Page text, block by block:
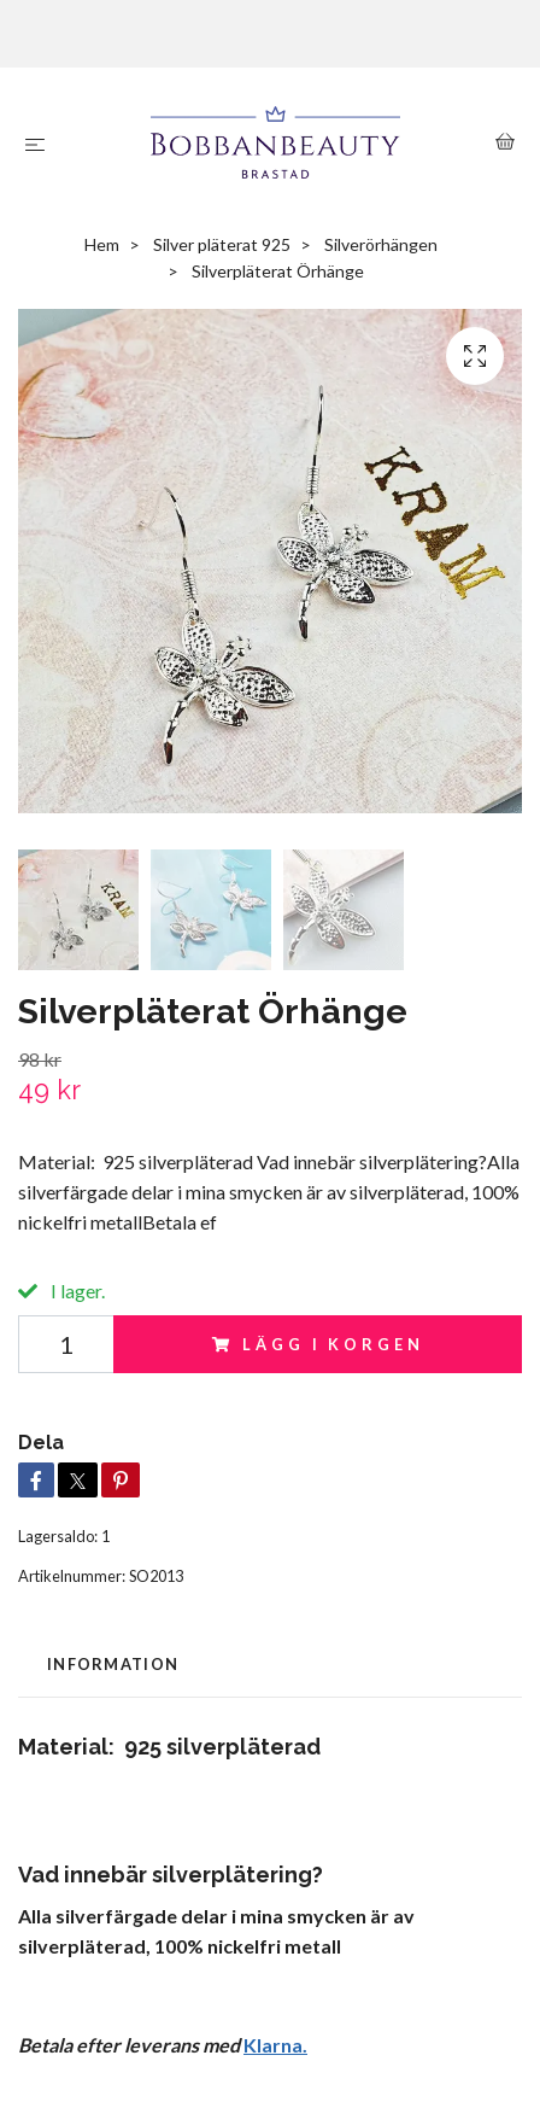
Hem Silver pläterat 925
Silverörhängen
Silverpläterat Örhänge
Silverpläterat Örhänge
98 kr
49 kr
Material: 925 silverpläterad Vad innebär silverplätering?Alla
silverfärgade delar i mina smycken är av silverpläterad, 100%
nickelfri metallBetala ef
I lager.
LÄGG I KORGEN
Dela
Lagersaldo: 1
Artikelnummer:SO2013
INFORMATION
Material: 925 silverpläterad
Vad innebär silverplätering?
Alla silverfärgade delar i mina smycken är av
silverpläterad, 100% nickelfri metall
Betala efter leverans med Klarna.